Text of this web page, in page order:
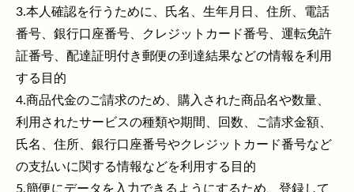
3.本人確認を行うために、氏名、生年月日、住所、電話
番号、銀行口座番号、クレジットカード番号、運転免許
証番号、配達証明付き郵便の到達結果などの情報を利用
する目的
4.商品代金のご請求のため、購入された商品名や数量、
利用されたサービスの種類や期間、回数、ご請求金額、
氏名、住所、銀行口座番号やクレジットカード番号など
の支払いに関する情報などを利用する目的
5.簡便にデータを入力できるようにするため、登録して